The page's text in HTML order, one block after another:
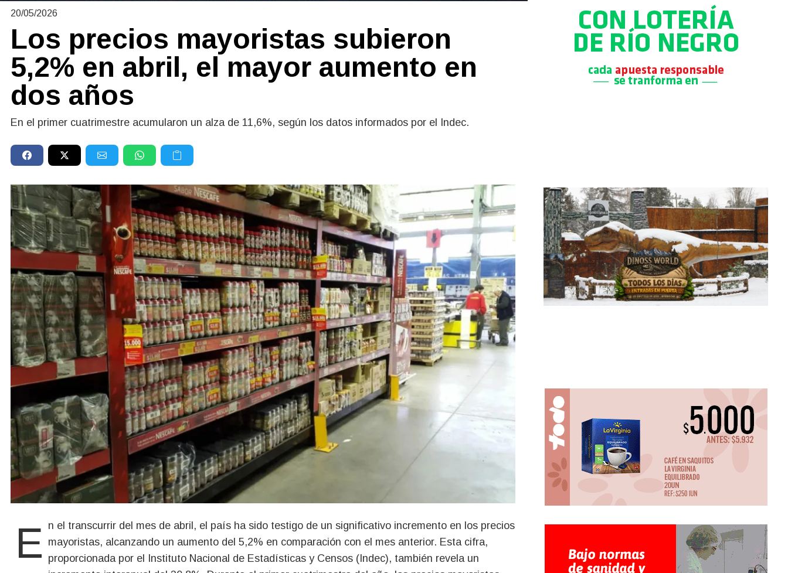
20/05/2026
Los precios mayoristas subieron
5,2% en abril, el mayor aumento en
dos años
En el primer cuatrimestre acumularon un alza de 11,6%, según los datos informados por el Indec.
En el transcurrir del mes de abril, el país ha sido testigo de un significativo incremento en los precios mayoristas, alcanzando un aumento del 5,2% en comparación con el mes anterior. Esta cifra,
proporcionada por el Instituto Nacional de Estadísticas y Censos (Indec), también revela un